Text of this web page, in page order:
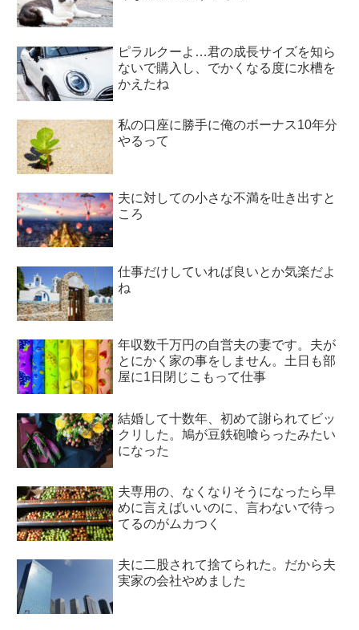
ピラルクーよ…君の成長サイズを知ら
ないで購入し、でかくなる度に水槽を
かえたね
私の口座に勝手に俺のボーナス10年分
やるって
夫に対しての小さな不満を吐き出すと
ころ
仕事だけしていれば良いとか気楽だよ
ね
年収数千万円の自営夫の妻です。夫が
とにかく家の事をしません。土日も部
屋に1日閉じこもって仕事
結婚して十数年、初めて謝られてビッ
クリした。鳩が豆鉄砲喰らったみたい
になった
夫専用の、なくなりそうになったら早
めに言えばいいのに、言わないで待っ
てるのがムカつく
夫に二股されて捨てられた。だから夫
実家の会社やめました